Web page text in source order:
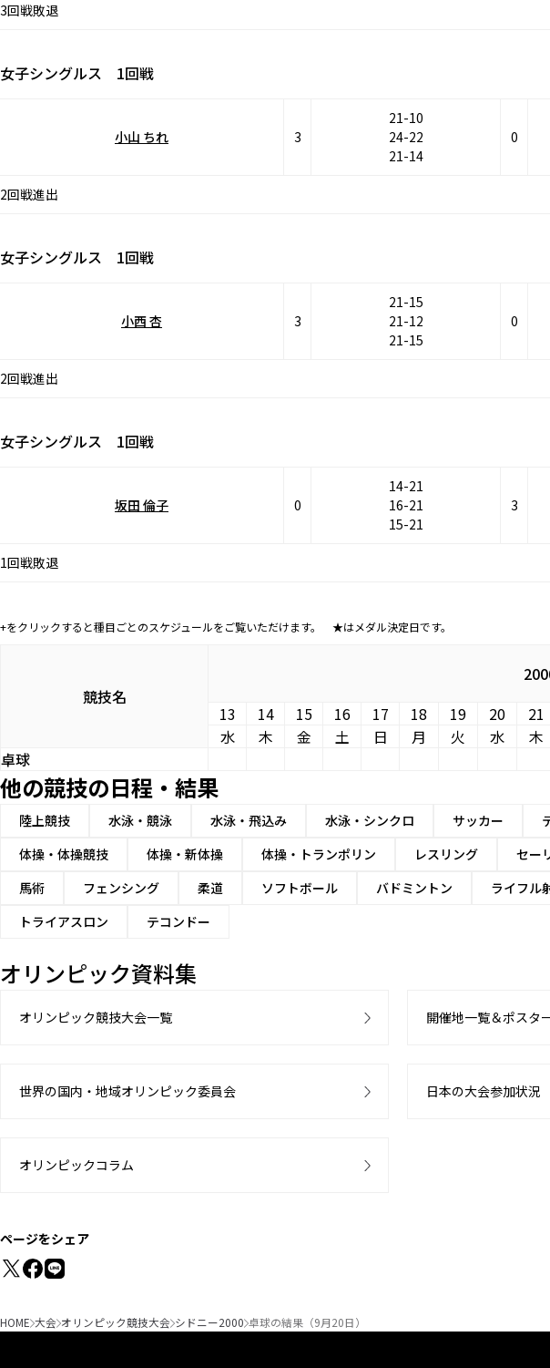
3回戦敗退
女子シングルス 1回戦
小山 ちれ 3
21-10
24-22
21-14
0
2回戦進出
女子シングルス 1回戦
小西 杏 3
21-15
21-12
21-15
0
2回戦進出
女子シングルス 1回戦
坂田 倫子 0
14-21
16-21
15-21
3
1回戦敗退
+をクリックすると種目ごとのスケジュールをご覧いただけます。 ★はメダル決定日です。
競技名
13
14 15 16 17 18 19 20 21
水
木 金 土 日 月 火 水 木
卓球
他の競技の日程・結果
陸上競技 水泳・競泳 水泳・飛込み 水泳・シンクロ サッカー
体操・体操競技
体操・新体操 体操・トランポリン レスリング セー
馬術
フェンシング 柔道 ソフトボール バドミントン ライフル
トライアスロン
テコンドー
オリンピック資料集
オリンピック競技大会一覧 開催地一覧＆ポスタ
世界の国内・地域オリンピック委員会 日本の大会参加状況
オリンピックコラム
ページをシェア
HOME 大会 オリンピック競技大会 シドニー2000 卓球の結果（9月20日）